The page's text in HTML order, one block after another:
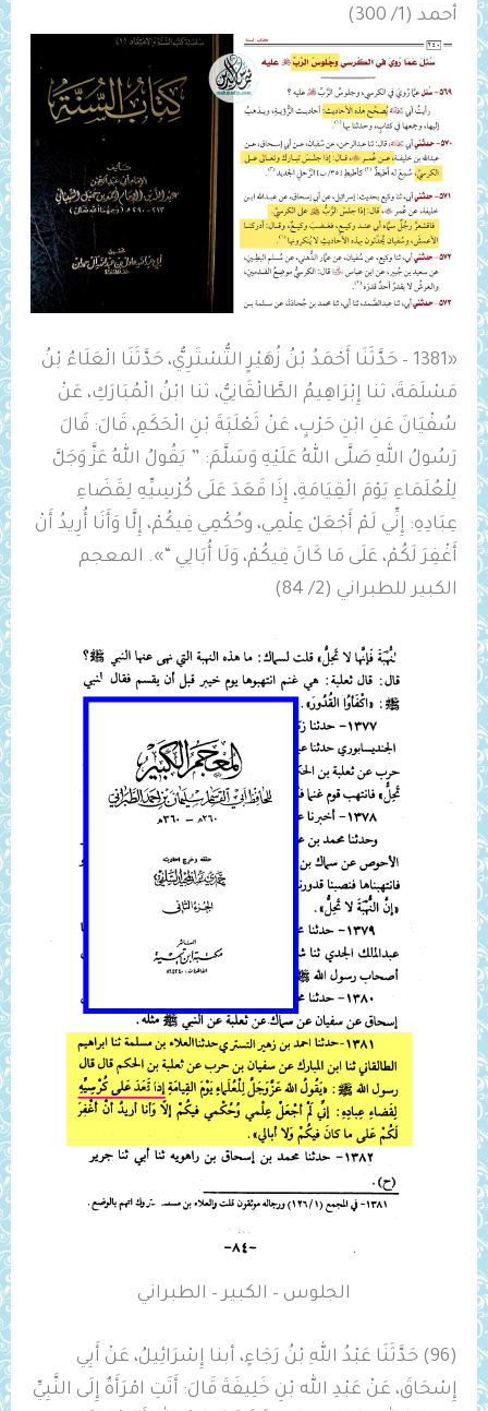
أحمد (1/ 300)
«1381 – حَدَّثَنَا أَحْمَدُ بْنُ زُهَيْرٍ التُّسْتَرِيُّ، حَدَّثَنَا الْعَلَاءُ بْنُ
مَسْلَمَةَ، ثنا إِبْرَاهِيمُ الطَّالْقَانِيُّ، ثنا ابْنُ الْمُبَارَكِ، عَنْ
سُفْيَانَ عَنِ ابْنِ حَرْبٍ، عَنْ ثَعْلَبَةَ بْنِ الْحَكَمِ، قَالَ: قَالَ
رَسُولُ اللهِ صَلَّى اللهُ عَلَيْهِ وَسَلَّمَ: ” يَقُولُ اللهُ عَزَّ وَجَلَّ
لِلْعُلَمَاءِ يَوْمَ الْقِيَامَةِ، ‌إِذَا ‌قَعَدَ ‌عَلَى ‌كُرْسِيِّهِ ‌لِقَضَاءِ
‌عِبَادِهِ: إِنِّي لَمْ أَجْعَلْ عِلْمِي، وحُكْمِي فِيكُمْ، إِلَّا وَأَنَا أُرِيدُ أَنْ
أَغْفِرَ لَكُمْ، عَلَى مَا كَانَ فِيكُمْ، وَلَا أُبَالِي “». المعجم
الكبير للطبراني (2/ 84)
الجلوس – الكبير – الطبراني
(96) حَدَّثَنَا عَبْدُ اللهِ بْنُ رَجَاءٍ، أبنا إِسْرَائِيلُ، عَنْ أَبِي
إِسْحَاقَ، عَنْ عَبْدِ الله بْنِ خَلِيفَةَ قَالَ: أَتَتِ امْرَأَةٌ إِلَى النَّبِيِّ